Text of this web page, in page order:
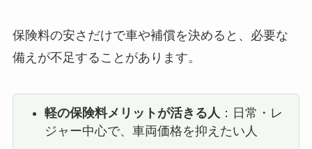
保険料の安さだけで車や補償を決めると、必要な
備えが不足することがあります。
軽の保険料メリットが活きる人 ：日常・レ
ジャー中心で、車両価格を抑えたい人